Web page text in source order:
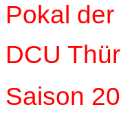
Pokal der
DCU
Saison